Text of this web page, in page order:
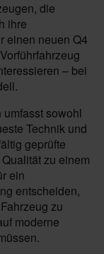
die
ihre
einen neuen Q4
– bei
sowohl
Technik und
geprüfte
zu einem
ein
entscheiden,
zu
moderne